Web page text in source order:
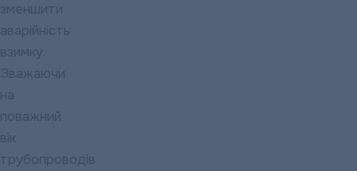
зменшити
аварійність
взимку.
Зважаючи
на
поважний
вік
трубопроводів